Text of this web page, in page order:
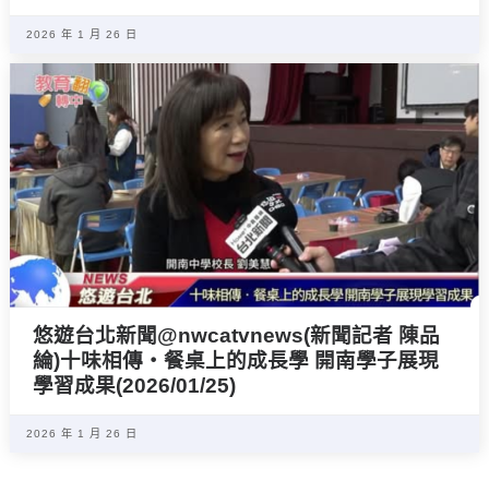
2026 年 1 月 26 日
悠遊台北新聞‪@nwcatvnews(新聞記者 陳品
綸)十味相傳‧餐桌上的成長學 開南學子展現
學習成果(2026/01/25)
2026 年 1 月 26 日